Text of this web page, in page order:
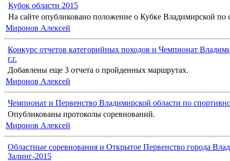
Кубок области 2015
На сайте опубликовано положение о Кубке Владимирской по
Миронов Алексей
Конкурс отчетов категорийных походов и Чемпионат
г.г.
Добавлены еще 3 отчета о пройденных маршрутах.
Миронов Алексей
Чемпионат и Первенство Владимирской области по
Опубликованы протоколы соревнований.
Миронов Алексей
Областные соревнования и Открытое Первенство города
Залинг-2015